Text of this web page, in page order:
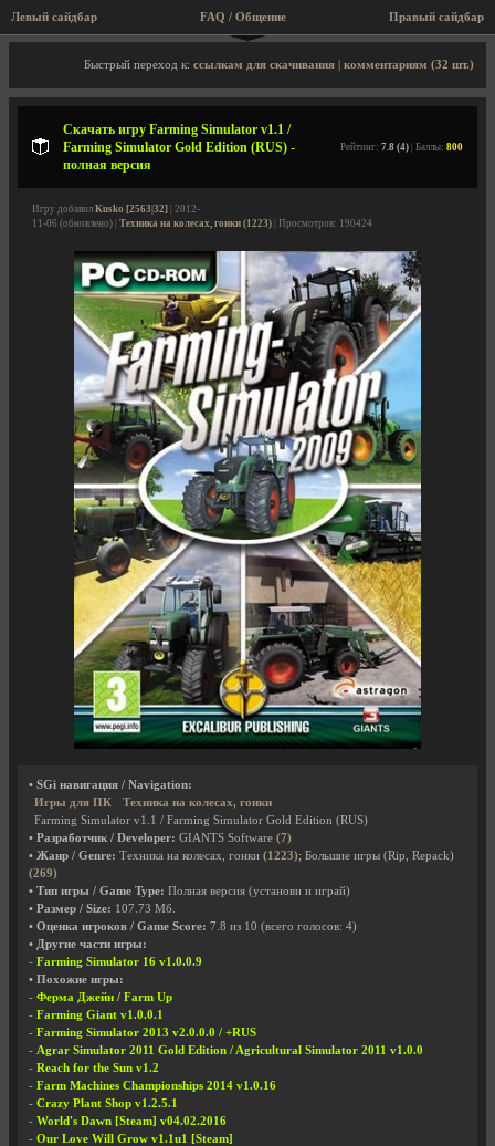
Левый сайдбар Правый сайдбар
FAQ / Общение
Описание игры, скриншоты, видео
Быстрый переход к: ссылкам для скачивания комментариям (32 шт.)
Скачать игру Farming Simulator v1.1 /
Farming Simulator Gold Edition (RUS) -
полная версия
Рейтинг: 7.8 (4) | Баллы: 800
Игру добавил Kusko [2563|32] | 2012-
11-06 (обновлено) | Техника на колесах, гонки (1223) | Просмотров: 190424
• SGi навигация / Navigation:
Игры для ПК
Техника на колесах, гонки
Farming Simulator v1.1 / Farming Simulator Gold Edition (RUS)
• Разработчик / Developer: GIANTS Software (7)
• Жанр / Genre: Техника на колесах, гонки (1223); Большие игры (Rip, Repack)
(269)
• Тип игры / Game Type: Полная версия (установи и играй)
• Размер / Size: 107.73 Мб.
• Оценка игроков / Game Score: 7.8 из 10 (всего голосов: 4)
• Другие части игры:
- Farming Simulator 16 v1.0.0.9
• Похожие игры:
- Ферма Джейн / Farm Up
- Farming Giant v1.0.0.1
- Farming Simulator 2013 v2.0.0.0 / +RUS
- Agrar Simulator 2011 Gold Edition / Agricultural Simulator 2011 v1.0.0
- Reach for the Sun v1.2
- Farm Machines Championships 2014 v1.0.16
- Crazy Plant Shop v1.2.5.1
- World's Dawn [Steam] v04.02.2016
- Our Love Will Grow v1.1u1 [Steam]